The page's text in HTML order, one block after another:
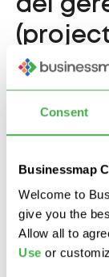
Consent
Businessmap
Welcome to
give you the
Allow all to
Use or
del
garantizar
la gestión de
preocupes
análisis
provienen de